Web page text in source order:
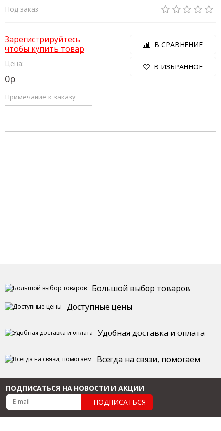
Под заказ
Зарегистрируйтесь
чтобы купить товар
Цена:
0р
Примечание к заказу:
В СРАВНЕНИЕ
В ИЗБРАННОЕ
Большой выбор товаров
Доступные цены
Удобная доставка и оплата
Всегда на связи, помогаем
ПОДПИСАТЬСЯ НА НОВОСТИ И АКЦИИ
ПОДПИСАТЬСЯ